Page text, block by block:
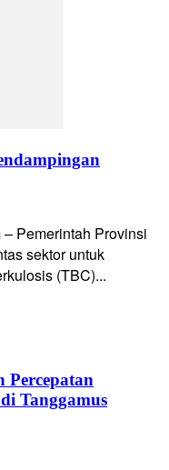
Pemerintah Provinsi
sektor untuk
(TBC)...
Percepatan
Tanggamus